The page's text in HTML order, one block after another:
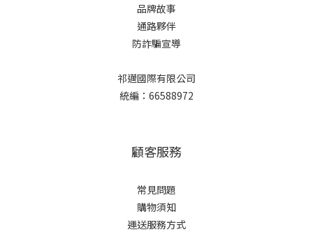
品牌故事
通路夥伴
防詐騙宣導
祁邁國際有限公司
統編：66588972
顧客服務
常見問題
購物須知
運送服務方式